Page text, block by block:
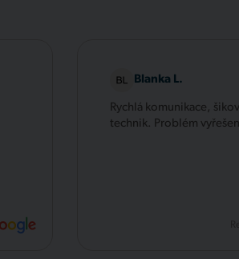
Blanka L.
Rychlá komunikace,
technik. Problém